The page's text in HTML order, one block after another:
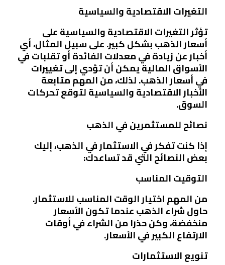
التغيرات الاقتصادية والسياسية
تؤثر التغيرات الاقتصادية والسياسية على
أسعار الذهب بشكل كبير. على سبيل المثال، أي
أخبار عن زيادة في معدلات الفائدة أو تقلبات في
الأسواق المالية يمكن أن تؤدي إلى تغييرات
في أسعار الذهب. لذلك، من المهم متابعة
الأخبار الاقتصادية والسياسية لتوقع تحركات
السوق.
نصائح للمستثمرين في الذهب
إذا كنت تفكر في الاستثمار في الذهب، إليك
بعض النصائح التي قد تساعدك:
التوقيت المناسب
من المهم اختيار الوقت المناسب للاستثمار.
حاول شراء الذهب عندما تكون الأسعار
منخفضة، وكن حذرًا من الشراء في أوقات
الارتفاع الكبير في الأسعار.
تنويع الاستثمارات